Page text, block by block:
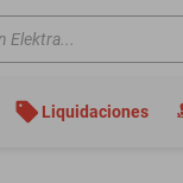
Liquidaciones